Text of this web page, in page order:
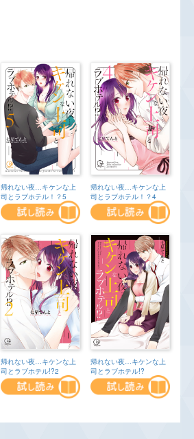
帰れない夜…キケンな上
司とラブホテル！？5
帰れない夜…キケンな上
司とラブホテル！？4
帰れない夜…キケンな上
司とラブホテル!?2
帰れない夜…キケンな上
司とラブホテル!?